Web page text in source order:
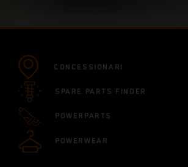
CONCESSIONARI
SPARE PARTS FINDER
POWERPARTS
POWERWEAR